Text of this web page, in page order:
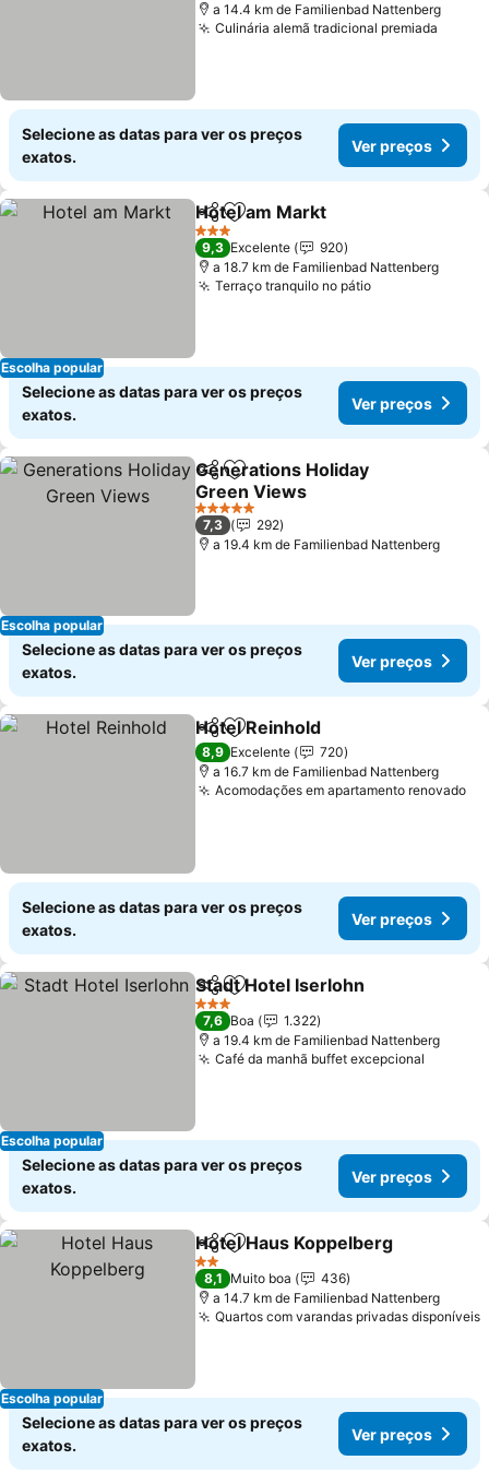
a 14.4 km de Familienbad Nattenberg
Culinária alemã tradicional premiada
Selecione as datas para ver os preços
exatos.
Ver preços
Escolha popular
PartilharAdicionar aos favoritos
Hotel am Markt
3 Estrelas
9,3 Excelente
920
a 18.7 km de Familienbad Nattenberg
Terraço tranquilo no pátioVer preços
Selecione as datas para ver os preços
exatos.
Ver preços
Escolha popular
PartilharAdicionar aos favoritos
Generations Holiday
Green Views
Ver preços
5 Estrelas
7,3
292
a 19.4 km de Familienbad Nattenberg
Selecione as datas para ver os preços
exatos.
Ver preços
PartilharAdicionar aos favoritos
Hotel Reinhold
8,9 Excelente
720
a 16.7 km de Familienbad Nattenberg
Acomodações em apartamento renovado
Selecione as datas para ver os preços
exatos.
Ver preços
Escolha popular
PartilharAdicionar aos favoritos
Stadt Hotel Iserlohn
3 Estrelas
7,6 Boa
1.322
a 19.4 km de Familienbad Nattenberg
Café da manhã buffet excepcional
Selecione as datas para ver os preços
exatos.
Ver preços
Escolha popular
PartilharAdicionar aos favoritos
Hotel Haus Koppelberg
2 Estrelas
8,1 Muito boa
436
a 14.7 km de Familienbad Nattenberg
Quartos com varandas privadas disponíveis
Selecione as datas para ver os preços
exatos.
Ver preços